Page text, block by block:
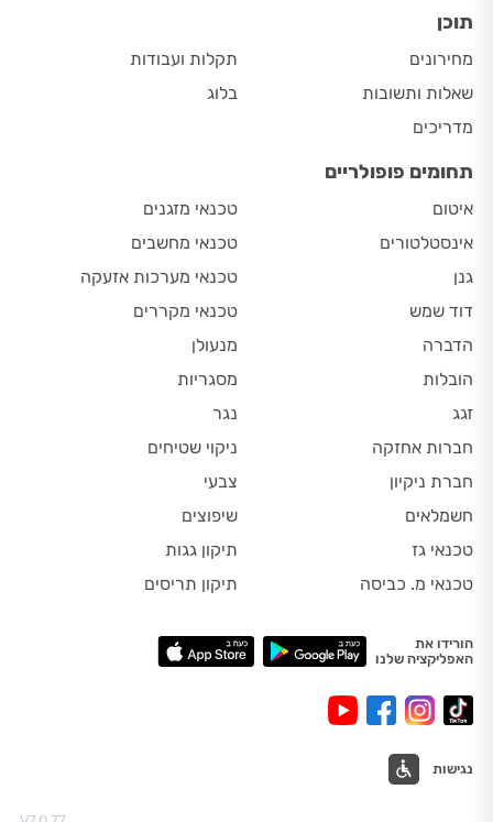
תוכן
מחירונים
שאלות ותשובות
מדריכים
תקלות ועבודות
בלוג
תחומים פופולריים
איטום
אינסטלטורים
גנן
דוד שמש
הדברה
הובלות
זגג
חברות אחזקה
חברת ניקיון
חשמלאים
טכנאי גז
טכנאי מ. כביסה
טכנאי מזגנים
טכנאי מחשבים
טכנאי מערכות אזעקה
טכנאי מקררים
מנעולן
מסגריות
נגר
ניקוי שטיחים
צבעי
שיפוצים
תיקון גגות
תיקון תריסים
הורידו את
האפליקציה שלנו
נגישות